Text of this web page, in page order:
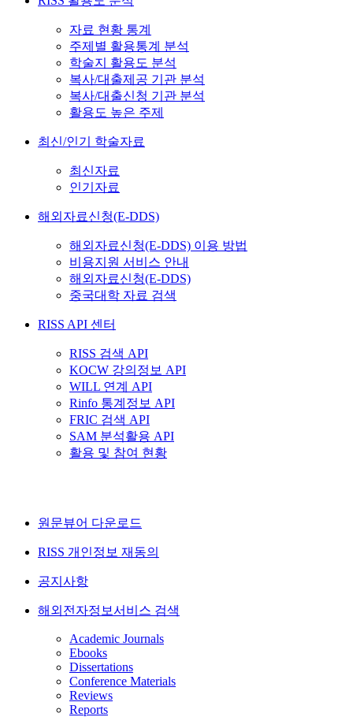
자료 현황 통계
주제별 활용통계 분석
학술지 활용도 분석
복사/대출제공 기관 분석
복사/대출신청 기관 분석
활용도 높은 주제
최신/인기 학술자료
최신자료
인기자료
해외자료신청(E-DDS)
해외자료신청(E-DDS) 이용 방법
비용지원 서비스 안내
해외자료신청(E-DDS)
중국대학 자료 검색
RISS API 센터
RISS 검색 API
KOCW 강의정보 API
WILL 연계 API
Rinfo 통계정보 API
FRIC 검색 API
SAM 분석활용 API
활용 및 참여 현황
원문뷰어 다운로드
RISS 개인정보 재동의
공지사항
해외전자정보서비스 검색
Academic Journals
Ebooks
Dissertations
Conference Materials
Reviews
Reports